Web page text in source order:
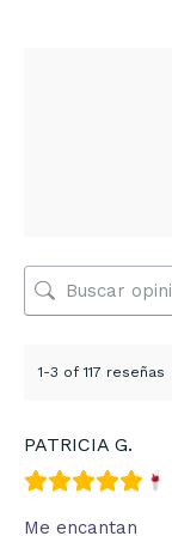
1-3 of 117 reseñas
PATRICIA G.
Me encantan